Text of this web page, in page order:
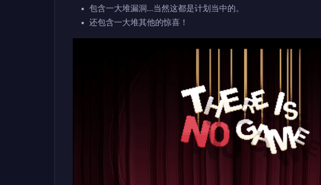
包含一大堆漏洞…当然这都是计划当中的。
还包含一大堆其他的惊喜！